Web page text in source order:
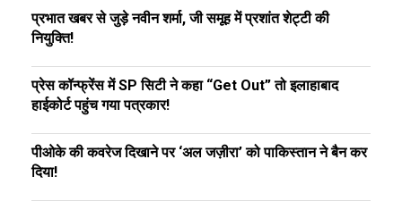
प्रभात खबर से जुड़े नवीन शर्मा, जी समूह में प्रशांत शेट्टी की
नियुक्ति!
प्रेस कॉन्फ्रेंस में SP सिटी ने कहा “Get Out” तो इलाहाबाद
हाईकोर्ट पहुंच गया पत्रकार!
पीओके की कवरेज दिखाने पर ‘अल जज़ीरा’ को पाकिस्तान ने बैन कर
दिया!